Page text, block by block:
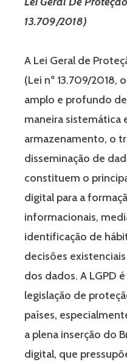
13.709/2018)
A Lei Geral de
(Lei nº 13.709/2018,
amplo e profundo
maneira sistemática
armazenamento, o
disseminação de
constituem o
digital para a
informacionais,
identificação de
decisões
dos dados. A LGPD
legislação de
países,
a plena inserção do
digital, que